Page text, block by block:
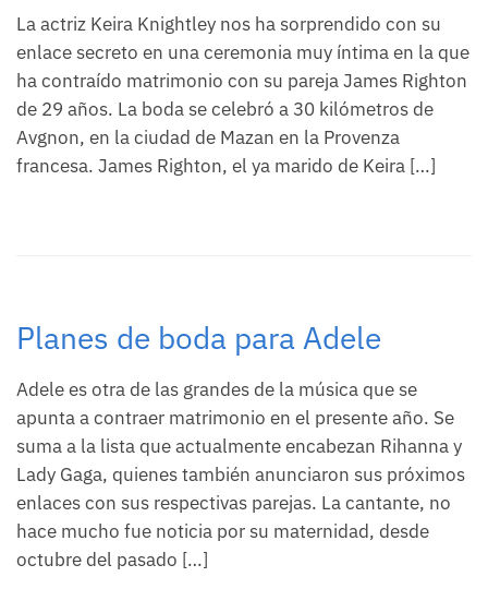
La actriz Keira Knightley nos ha sorprendido con su
enlace secreto en una ceremonia muy íntima en la que
ha contraído matrimonio con su pareja James Righton
de 29 años. La boda se celebró a 30 kilómetros de
Avgnon, en la ciudad de Mazan en la Provenza
francesa. James Righton, el ya marido de Keira […]
Planes de boda para Adele
Adele es otra de las grandes de la música que se
apunta a contraer matrimonio en el presente año. Se
suma a la lista que actualmente encabezan Rihanna y
Lady Gaga, quienes también anunciaron sus próximos
enlaces con sus respectivas parejas. La cantante, no
hace mucho fue noticia por su maternidad, desde
octubre del pasado […]